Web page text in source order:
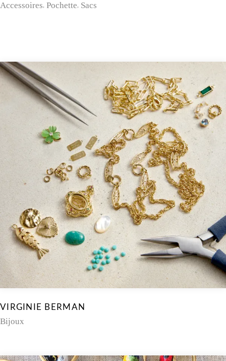
Accessoires Pochette Sacs
VIRGINIE BERMAN
Bijoux